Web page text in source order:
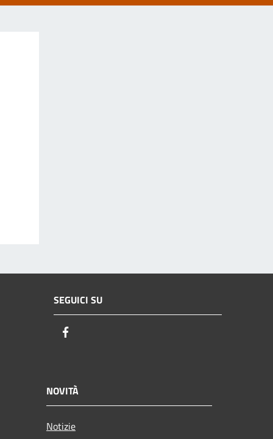
SEGUICI SU
NOVITÀ
Notizie